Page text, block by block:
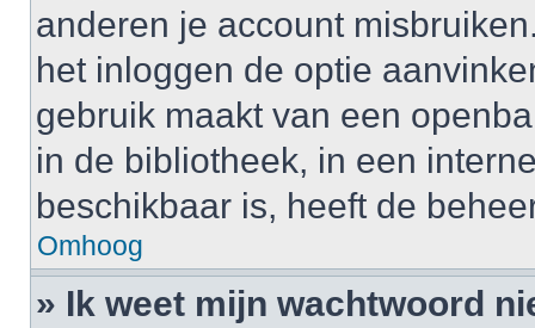
anderen je account
het inloggen de optie
gebruik maakt van een
in de bibliotheek, in een
beschikbaar is, heeft de
Omhoog
» Ik weet mijn wachtwoord